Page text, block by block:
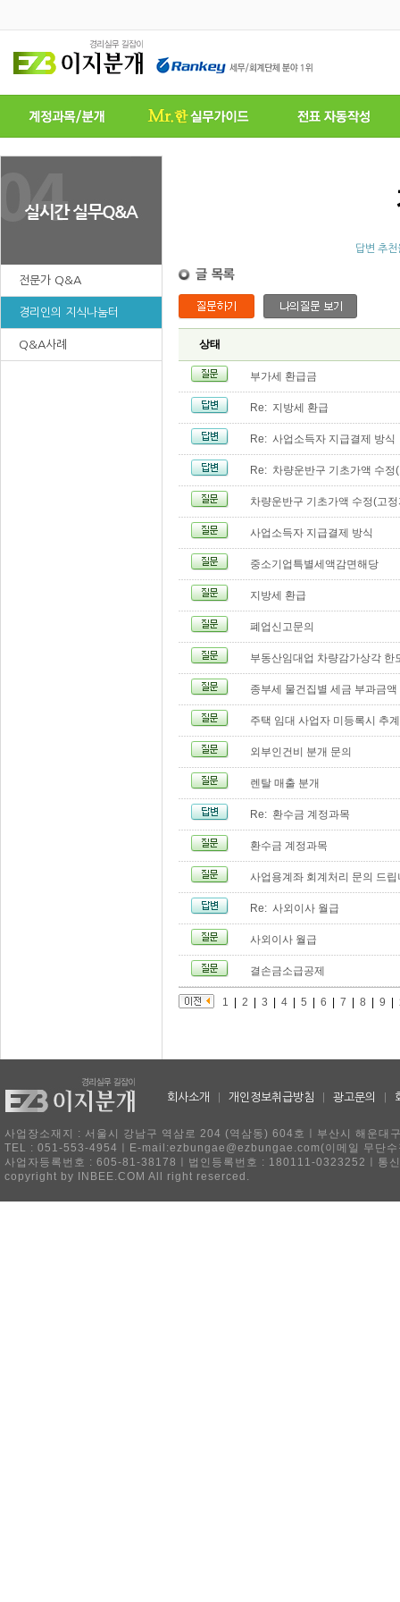
전문가 Q&A
경리인의 지식나눔터
Q&A사례
답변 추
상태
부가세 환급금
Re: 지방세 환급
Re: 사업소득자 지급결제 방식
Re: 차량운반구 기초가액 수정
차량운반구 기초가액 수정(고
사업소득자 지급결제 방식
중소기업특별세액감면해당
지방세 환급
폐업신고문의
부동산임대업 차량감가상각 한
종부세 물건집별 세금 부과금
주택 임대 사업자 미등록시 추
외부인건비 분개 문의
렌탈 매출 분개
Re: 환수금 계정과목
환수금 계정과목
사업용계좌 회계처리 문의 드립
Re: 사외이사 월급
사외이사 월급
결손금소급공제
1 2 3 4 5 6 7 8 9
회사소개 개인정보취급방침 광고문의
사업장소재지 : 서울시 강남구 역삼로 204 (역삼동) 604호ㅣ부산시 해운
TEL : 051-553-4954ㅣE-mail:ezbungae@ezbungae.com(이메일 무단수
사업자등록번호 : 605-81-38178ㅣ법인등록번호 : 180111-0323252ㅣ통
copyright by INBEE.COM All right reserced.